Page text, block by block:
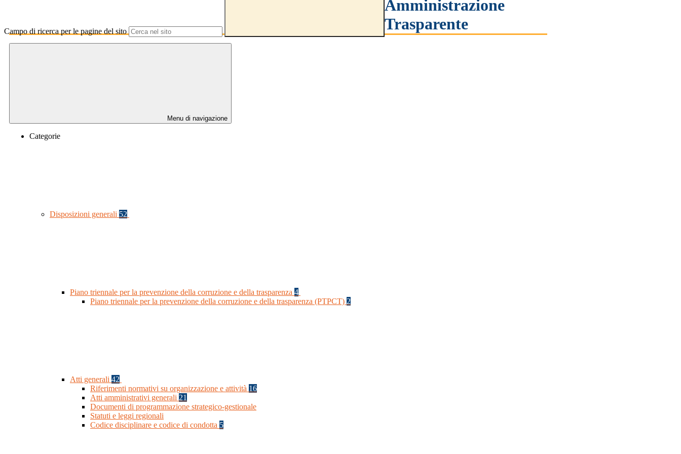
Campo di ricerca per le pagine del sito
Amministrazione
Trasparente
Menu di navigazione
Categorie
Disposizioni generali 52
Piano triennale per la prevenzione della corruzione e della trasparenza 4
Piano triennale per la prevenzione della corruzione e della trasparenza (PTPCT) 2
Atti generali 42
Riferimenti normativi su organizzazione e attività 16
Atti amministrativi generali 21
Documenti di programmazione strategico-gestionale
Statuti e leggi regionali
Codice disciplinare e codice di condotta 5